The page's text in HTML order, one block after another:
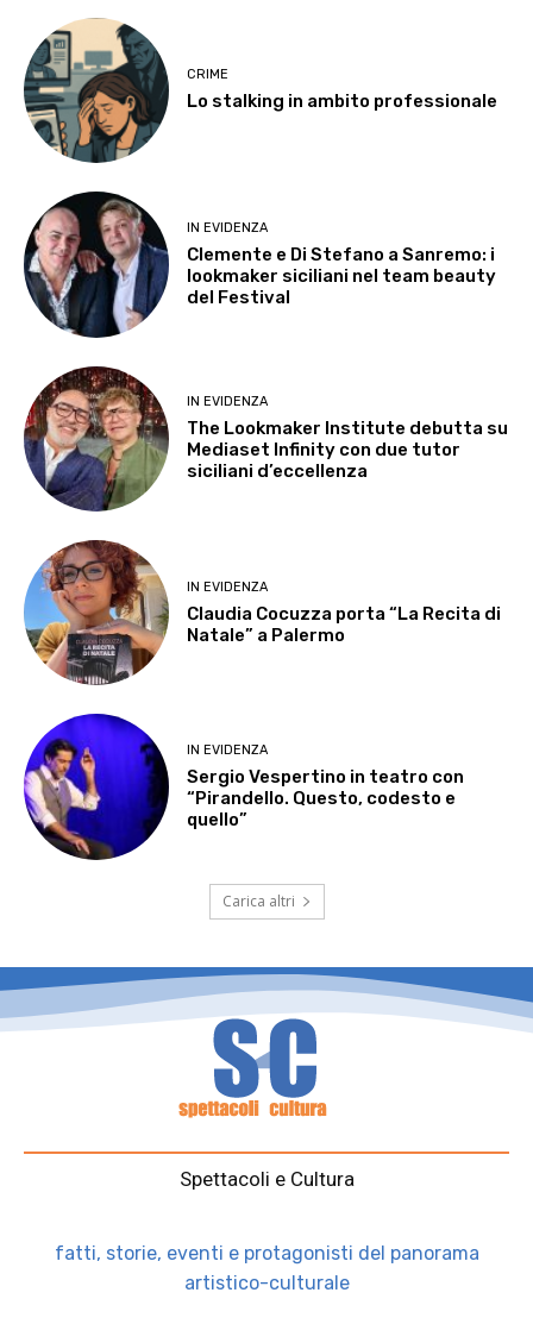
CRIME
Lo stalking in ambito professionale
IN EVIDENZA
Clemente e Di Stefano a Sanremo: i
lookmaker siciliani nel team beauty
del Festival
IN EVIDENZA
The Lookmaker Institute debutta su
Mediaset Infinity con due tutor
siciliani d’eccellenza
IN EVIDENZA
Claudia Cocuzza porta “La Recita di
Natale” a Palermo
IN EVIDENZA
Sergio Vespertino in teatro con
“Pirandello. Questo, codesto e
quello”
Carica altri
Spettacoli e Cultura
fatti, storie, eventi e protagonisti del panorama
artistico-culturale